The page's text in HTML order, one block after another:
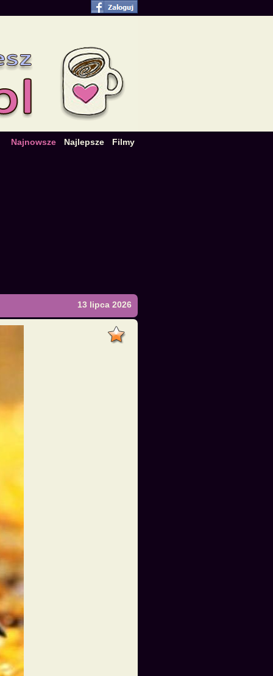
Najnowsze Najlepsze Filmy
13 lipca 2026